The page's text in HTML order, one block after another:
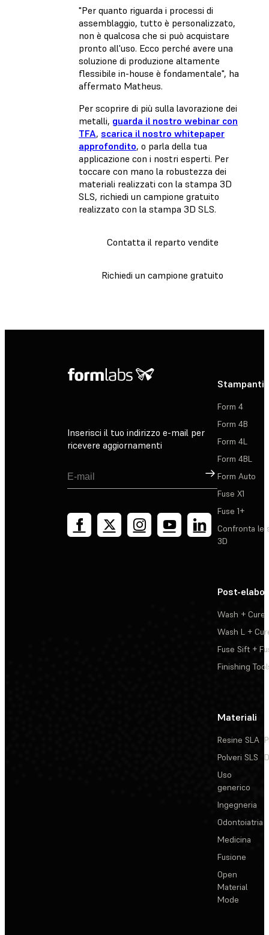
"Per quanto riguarda i processi di
assemblaggio, tutto è personalizzato,
non è qualcosa che si può acquistare
pronto all'uso. Ecco perché avere una
soluzione di produzione altamente
flessibile in-house è fondamentale", ha
affermato Matheus.
Per scoprire di più sulla lavorazione dei
metalli, guarda il nostro webinar con
TFA, scarica il nostro whitepaper
approfondito, o parla della tua
applicazione con i nostri esperti. Per
toccare con mano la robustezza dei
materiali realizzati con la stampa 3D
SLS, richiedi un campione gratuito
realizzato con la stampa 3D SLS.
Contatta il reparto vendite
Richiedi un campione gratuito
Inserisci il tuo indirizzo e-mail per
ricevere aggiornamenti
Registrati
Stampanti
Form 4
Form 4B
Form 4L
Form 4BL
Form Auto
Fuse X1
Fuse 1+
Confronta le
3D
Post-
Wash + Cure
Wash L +
Fuse Sift +
Finishing
Materiali
Resine SLA
Polveri SLS
Uso
generico
Ingegneria
Odontoiatria
Medicina
Fusione
Open
Material
Mode